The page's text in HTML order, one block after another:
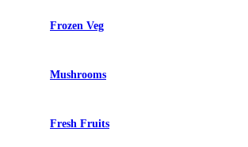
Frozen Veg
Mushrooms
Fresh Fruits